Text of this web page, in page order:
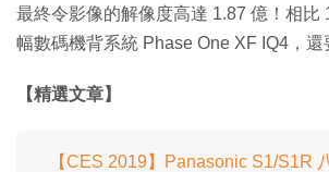
最終令影像的解像度高達 1.87 億！相比
幅數碼機背系統 Phase One XF IQ4，還
【精選文章】
【CES 2019】Panasonic S1/S1R